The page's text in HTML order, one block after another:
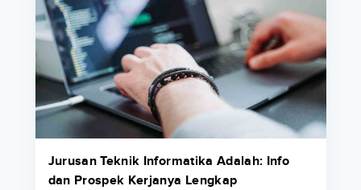
Jurusan Teknik Informatika Adalah: Info
dan Prospek Kerjanya Lengkap